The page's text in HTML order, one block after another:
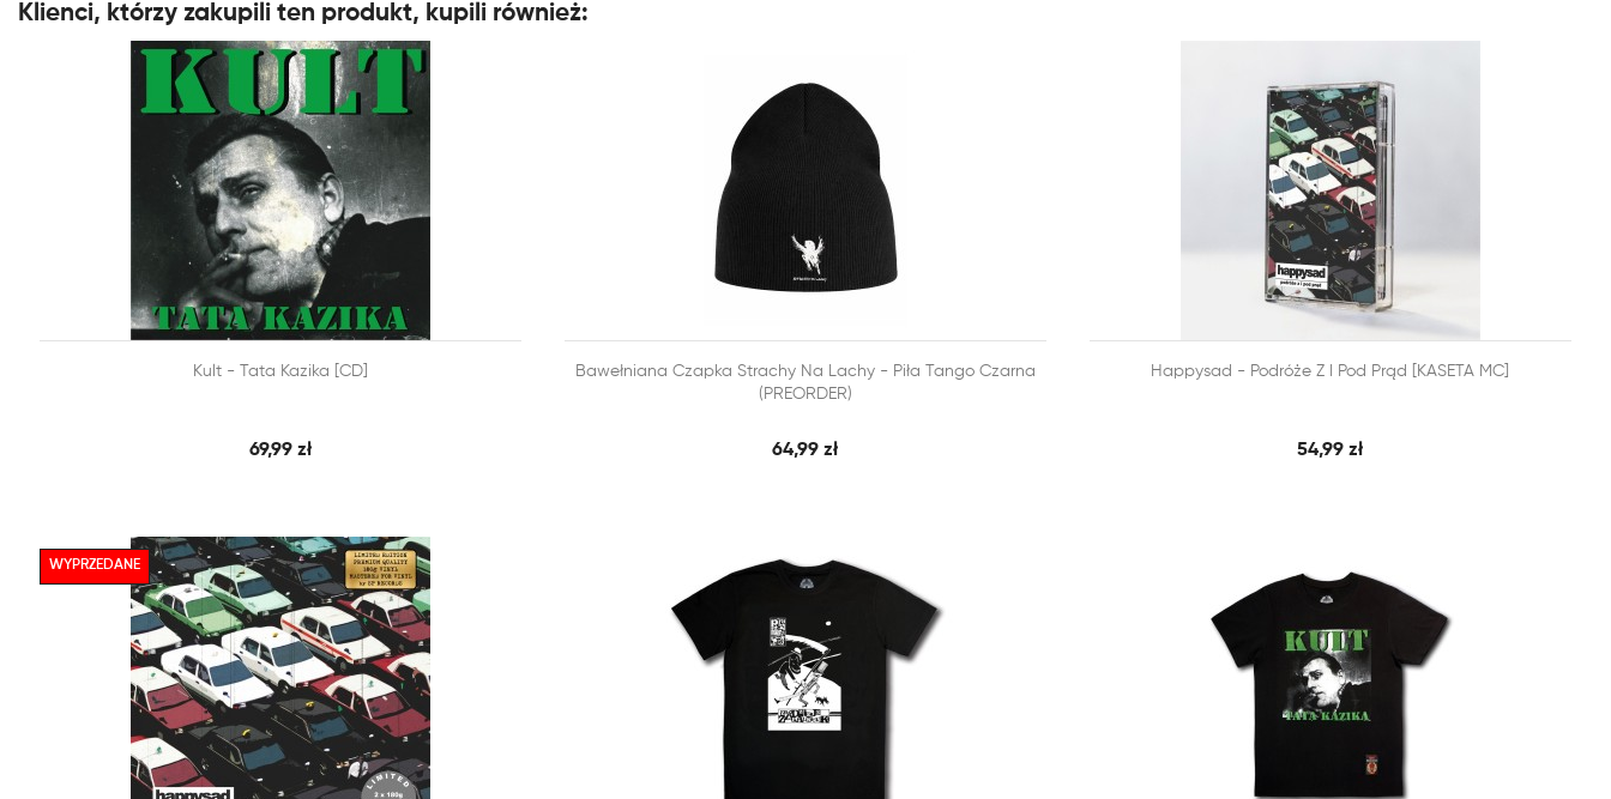
Klienci, którzy zakupili ten produkt, kupili również:
DODAJ DO KOSZYKA SZYBKI PODGLĄD
Kult - Tata Kazika [CD]
69,99 zł
DODAJ DO KOSZYKA SZYBKI PODGLĄD
Bawełniana Czapka Strachy Na Lachy - Piła Tango Czarna
(PREORDER)
64,99 zł
DODAJ DO KOSZYKA  SZYBKI PODGLĄD
Happysad - Podróże Z I Pod Prąd [KASETA MC]
54,99 zł
WYPRZEDANE